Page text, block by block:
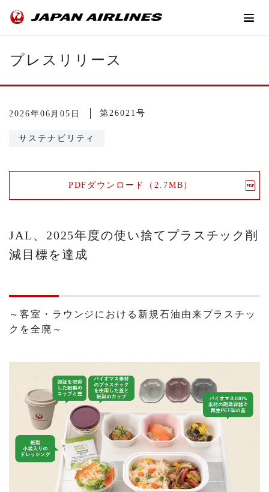
プレスリリース
2026年06月05日 第26021号
サステナビリティ
PDFダウンロード（2.7MB）
JAL、2025年度の使い捨てプラスチック削
減目標を達成
～客室・ラウンジにおける新規石油由来プラスチッ
クを全廃～